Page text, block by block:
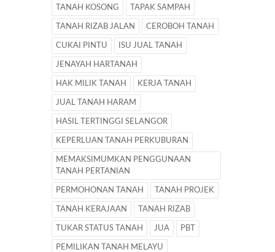
TANAH KOSONG TAPAK SAMPAH
TANAH RIZAB JALAN CEROBOH TANAH
CUKAI PINTU ISU JUAL TANAH
JENAYAH HARTANAH
HAK MILIK TANAH KERJA TANAH
JUAL TANAH HARAM
HASIL TERTINGGI SELANGOR
KEPERLUAN TANAH PERKUBURAN
MEMAKSIMUMKAN PENGGUNAAN
TANAH PERTANIAN
PERMOHONAN TANAH TANAH PROJEK
TANAH KERAJAAN TANAH RIZAB
TUKAR STATUS TANAH JUA PBT
PEMILIKAN TANAH MELAYU